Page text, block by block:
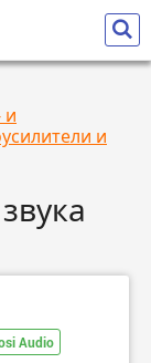
и
и
Audio